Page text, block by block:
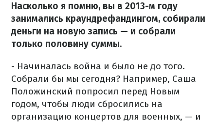
Насколько я помню, вы в 2013-м году
занимались краундрефандингом, собирали
деньги на новую запись — и собрали
только половину суммы.
- Начиналась война и было не до того.
Собрали бы мы сегодня? Например, Саша
Положинский попросил перед Новым
годом, чтобы люди сбросились на
организацию концертов для военных, — и